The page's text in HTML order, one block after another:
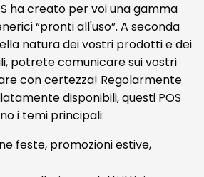
ha creato per voi una gamma
“pronti all'uso”. A seconda
natura dei vostri prodotti e dei
potrete comunicare sui vostri
con certezza! Regolarmente
disponibili, questi POS
i temi principali:
feste, promozioni estive,